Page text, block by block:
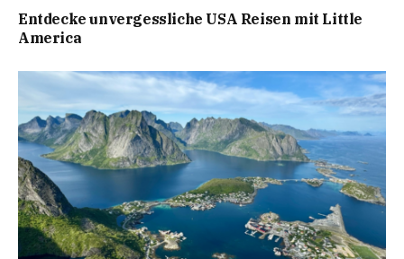
Entdecke unvergessliche USA Reisen mit Little
America